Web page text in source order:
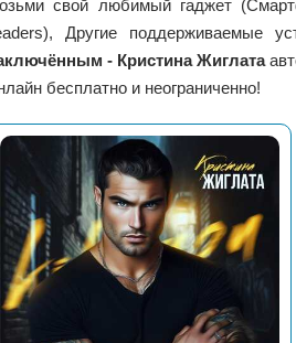
свой любимый гаджет
Другие поддерживаемые
- Кристина Жиглата
бесплатно и неограниченно!